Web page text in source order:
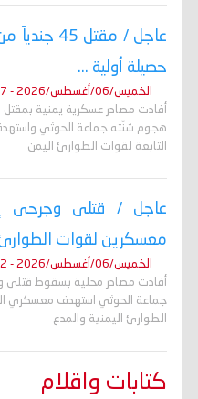
عاجل /
حصيلة أولية ...
الخميس/06/أغسطس/2026 - 03:27 م
هجوم شنّته جماعة الحوثي
التابعة لقوات الطوارئ اليمن
عاجل / قتلى وجرحى
معسكرين لقوات
الخميس/06/أغسطس/2026 - 02:32 م
أفادت مصادر محلية بسقوط قتلى
الطوارئ اليمنية والمدع
كتابات واقلام